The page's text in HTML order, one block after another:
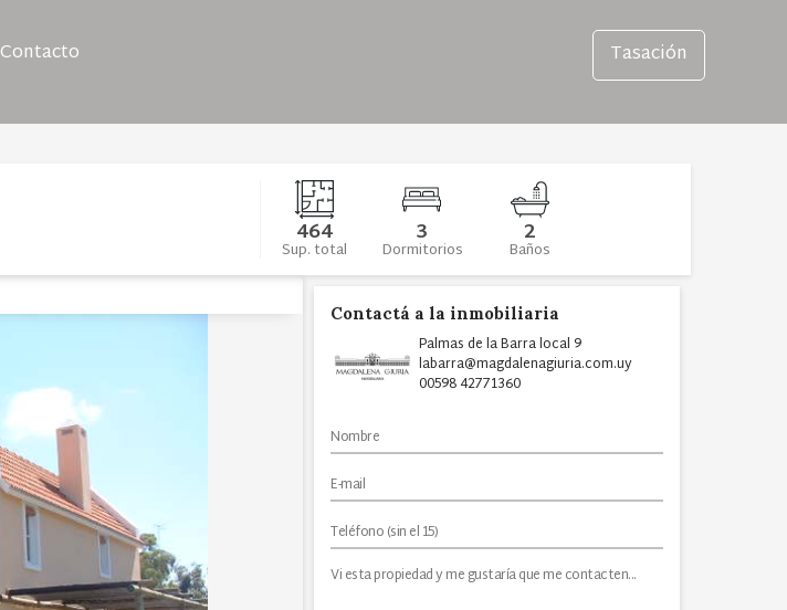
Contacto Tasación
464
Sup. total 3
Dormitorios 2
Baños
Contactá a la inmobiliaria
Palmas de la Barra local 9
labarra@magdalenagiuria.com.uy
00598 42771360